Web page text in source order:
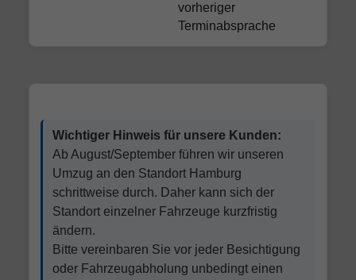
vorheriger
Terminabsprache
Wichtiger Hinweis für unsere Kunden:
Ab August/September führen wir unseren
Umzug an den Standort Hamburg
schrittweise durch. Daher kann sich der
Standort einzelner Fahrzeuge kurzfristig
ändern.
Bitte vereinbaren Sie vor jeder Besichtigung
oder Fahrzeugabholung unbedingt einen